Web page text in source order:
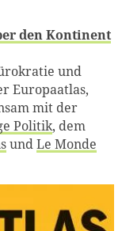
den Kontinent
und
Europaatlas,
mit der
Politik, dem
undLe Monde